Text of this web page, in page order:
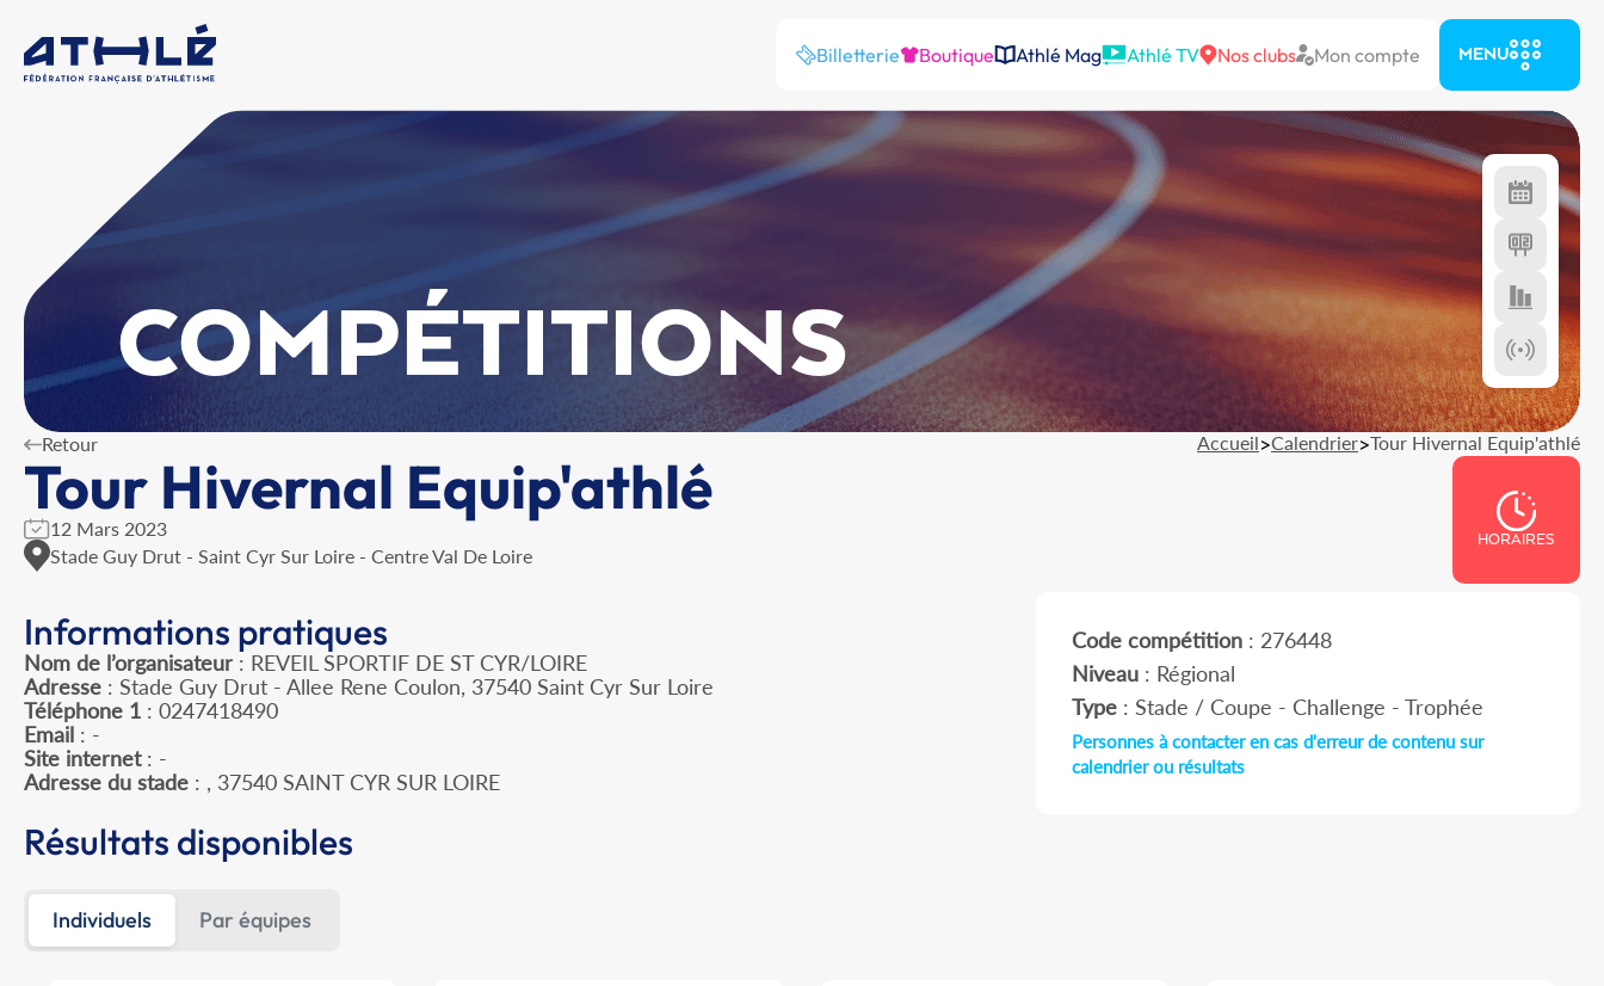
Billetterie Boutique Athlé Mag Athlé TV Nos clubs Mon compte MENU
COMPÉTITIONS
Retour Accueil>Calendrier>Tour Hivernal Equip'athlé
Tour Hivernal Equip'athlé
12 Mars 2023
Stade Guy Drut - Saint Cyr Sur Loire - Centre Val De Loire
HORAIRES
Informations pratiques
Nom de l’organisateur : REVEIL SPORTIF DE ST CYR/LOIRE
Adresse : Stade Guy Drut - Allee Rene Coulon, 37540 Saint Cyr Sur Loire
Téléphone 1 : 0247418490
Email : -
Site internet: -
Adresse du stade : , 37540 SAINT CYR SUR LOIRE
Code compétition: 276448
Niveau: Régional
Type: Stade / Coupe - Challenge - Trophée
Personnes à contacter en cas d'erreur de contenu sur
calendrier ou résultats
Résultats disponibles
Individuels Par équipes